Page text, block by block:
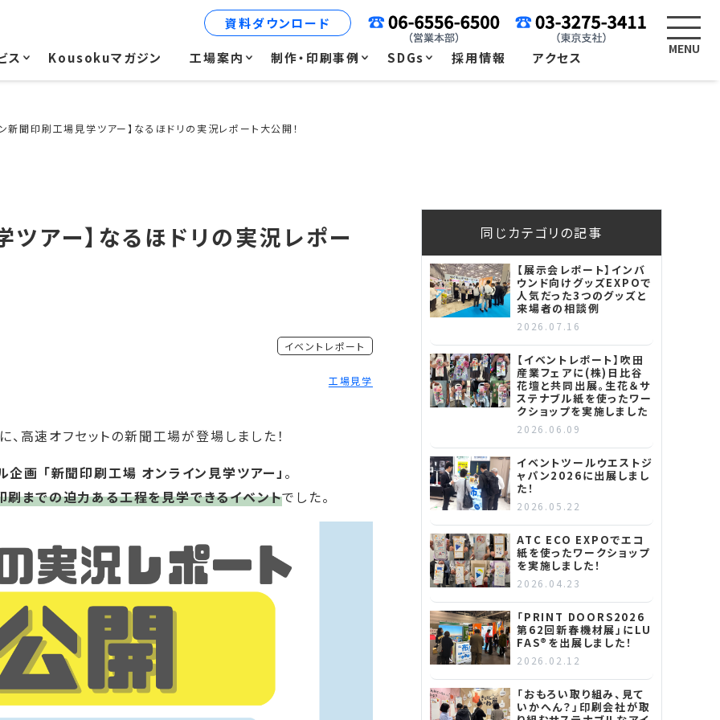
ス Kousokuマガジン 工場案内 制作・印刷事例 SDGs 採用情報 アクセス
資料ダウンロード
新聞印刷工場見学ツアー】なるほドリの実況レポート大公開！
アー】なるほドリの実況レポー
イベントレポート
工場見学
高速オフセットの新聞工場が登場しました！
画 「新聞印刷工場 オンライン見学ツアー」 。
までの迫力ある工程を見学できるイベントでした。
同じカテゴリの記事
【展示会レポート】インバ
ウンド向けグッズEXPOで
人気だった3つのグッズと
来場者の相談例
2026.07.16
【イベントレポート】吹田
産業フェアに(株)日比谷
花壇と共同出展。生花＆サ
ステナブル紙を使ったワー
クショップを実施しました
2026.06.09
イベントツールウエストジ
ャパン2026に出展しまし
た！
2026.05.22
ATC ECO EXPOでエコ
紙を使ったワークショップ
を実施しました！
2026.04.23
「PRINT DOORS2026
第62回新春機材展」にLU
FAS®を出展しました！
2026.02.12
「おもろい取り組み、見て
いかへん？」印刷会社が取